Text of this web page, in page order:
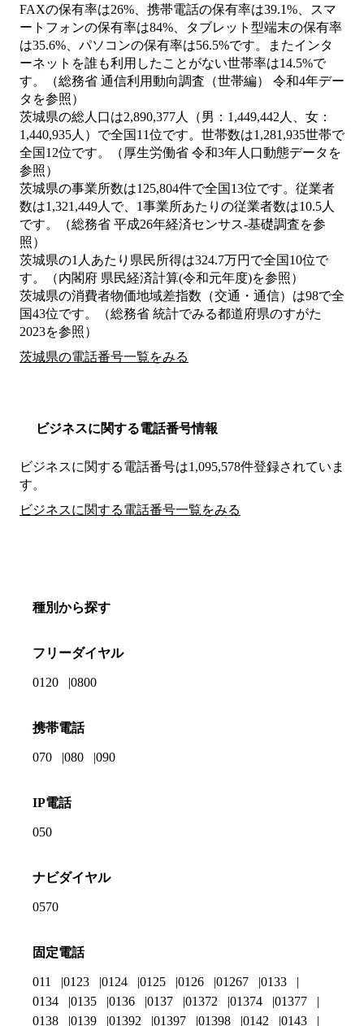
FAXの保有率は26%、携帯電話の保有率は39.1%、スマ
ートフォンの保有率は84%、タブレット型端末の保有率
は35.6%、パソコンの保有率は56.5%です。またインタ
ーネットを誰も利用したことがない世帯率は14.5%で
す。（総務省 通信利用動向調査（世帯編） 令和4年デー
タを参照）
茨城県の総人口は2,890,377人（男：1,449,442人、女：
1,440,935人）で全国11位です。世帯数は1,281,935世帯で
全国12位です。（厚生労働省 令和3年人口動態データを
参照）
茨城県の事業所数は125,804件で全国13位です。従業者
数は1,321,449人で、1事業所あたりの従業者数は10.5人
です。（総務省 平成26年経済センサス‐基礎調査を参
照）
茨城県の1人あたり県民所得は324.7万円で全国10位で
す。（内閣府 県民経済計算(令和元年度)を参照）
茨城県の消費者物価地域差指数（交通・通信）は98で全
国43位です。（総務省 統計でみる都道府県のすがた
2023を参照）
茨城県の電話番号一覧をみる
ビジネスに関する電話番号情報
ビジネスに関する電話番号は1,095,578件登録されていま
す。
ビジネスに関する電話番号一覧をみる
種別から探す
フリーダイヤル
0120 0800
携帯電話
070 080 090
IP電話
050
ナビダイヤル
0570
固定電話
011 0123 0124 0125 0126 01267
0133
0134
0135 0136 0137 01372 01374
01377
0138
0139 01392 01397 01398 0142 0143